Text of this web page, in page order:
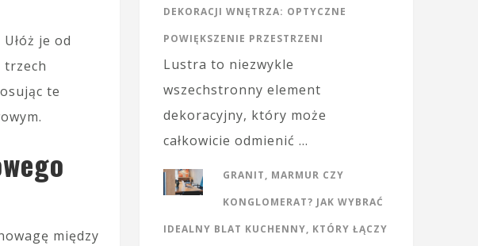
je od
trzech
te
między
DEKORACJI WNĘTRZA: OPTYCZNE
POWIĘKSZENIE PRZESTRZENI
Lustra to niezwykle
wszechstronny element
dekoracyjny, który może
całkowicie odmienić …
GRANIT, MARMUR CZY
KONGLOMERAT? JAK WYBRAĆ
IDEALNY BLAT KUCHENNY, KTÓRY ŁĄCZY